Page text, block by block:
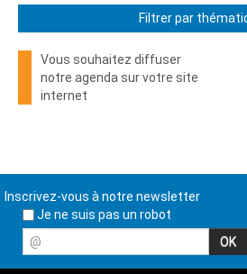
Filtrer par
Vous souhaitez diffuser
notre agenda sur votre site
internet
Inscrivez-vous à notre newsletter
Je ne suis pas un robot
@